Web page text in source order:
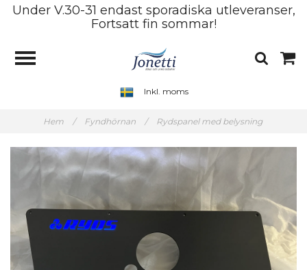
Under V.30-31 endast sporadiska utleveranser,
Fortsatt fin sommar!
Inkl. moms
Hem / Fyndhörnan / Rydspanel med belysning